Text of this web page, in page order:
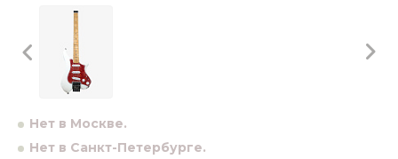
Нет в Москве.
Нет в Санкт-Петербурге.